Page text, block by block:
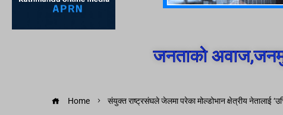
जनताको
Home संयुक्त राष्ट्रसंघले जेलमा परेका मोल्डोभान क्षेत्रीय नेतालाई